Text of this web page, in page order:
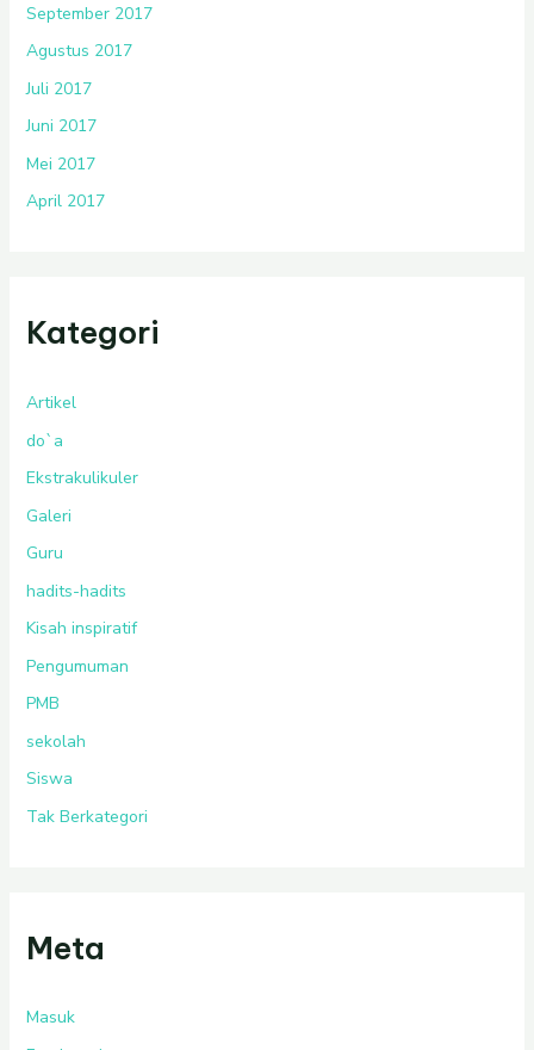
September 2017
Agustus 2017
Juli 2017
Juni 2017
Mei 2017
April 2017
Kategori
Artikel
do`a
Ekstrakulikuler
Galeri
Guru
hadits-hadits
Kisah inspiratif
Pengumuman
PMB
sekolah
Siswa
Tak Berkategori
Meta
Masuk